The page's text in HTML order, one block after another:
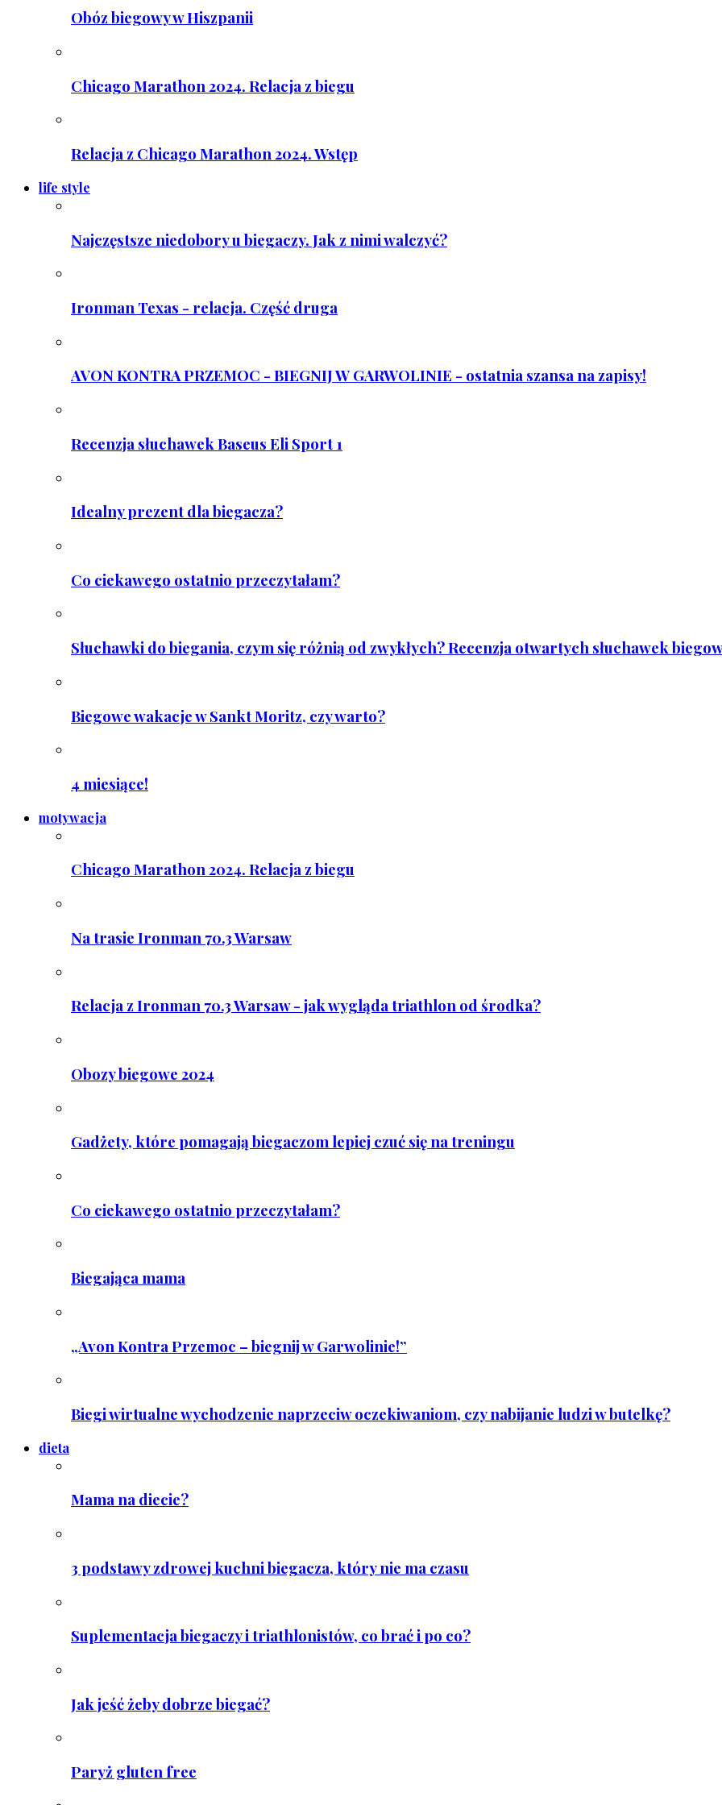
Obóz biegowy w Hiszpanii
Chicago Marathon 2024. Relacja z biegu
Relacja z Chicago Marathon 2024. Wstęp
life style
Najczęstsze niedobory u biegaczy. Jak z nimi walczyć?
Ironman Texas - relacja. Część druga
AVON KONTRA PRZEMOC - BIEGNIJ W GARWOLINIE - ostatnia szansa na zapisy!
Recenzja słuchawek Baseus Eli Sport 1
Idealny prezent dla biegacza?
Co ciekawego ostatnio przeczytałam?
Słuchawki do biegania, czym się różnią od zwykłych? Recenzja otwartych słuchawek
Biegowe wakacje w Sankt Moritz, czy warto?
4 miesiące!
motywacja
Chicago Marathon 2024. Relacja z biegu
Na trasie Ironman 70.3 Warsaw
Relacja z Ironman 70.3 Warsaw - jak wygląda triathlon od środka?
Obozy biegowe 2024
Gadżety, które pomagają biegaczom lepiej czuć się na treningu
Co ciekawego ostatnio przeczytałam?
Biegająca mama
„Avon Kontra Przemoc – biegnij w Garwolinie!”
Biegi wirtualne wychodzenie naprzeciw oczekiwaniom, czy nabijanie ludzi w butelkę?
dieta
Mama na diecie?
3 podstawy zdrowej kuchni biegacza, który nie ma czasu
Suplementacja biegaczy i triathlonistów, co brać i po co?
Jak jeść żeby dobrze biegać?
Paryż gluten free